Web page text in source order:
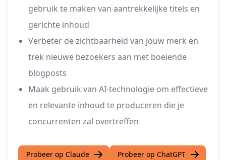
gebruik te maken van aantrekkelijke titels en
gerichte inhoud
Verbeter de zichtbaarheid van jouw merk en
trek nieuwe bezoekers aan met boeiende
blogposts
Maak gebruik van AI-technologie om effectieve
en relevante inhoud te produceren die je
concurrenten zal overtreffen
Probeer op Claude Probeer op ChatGPT